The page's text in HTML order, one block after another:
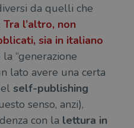
da quelli che
Tra l’altro, non
, sia in italiano
“generazione
lato avere una certa
self-publishing
senso, anzi),
con la lettura in